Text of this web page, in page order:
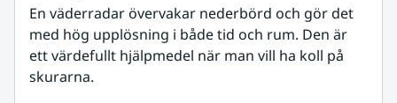
En väderradar övervakar nederbörd och gör det
med hög upplösning i både tid och rum. Den är
ett värdefullt hjälpmedel när man vill ha koll på
skurarna.